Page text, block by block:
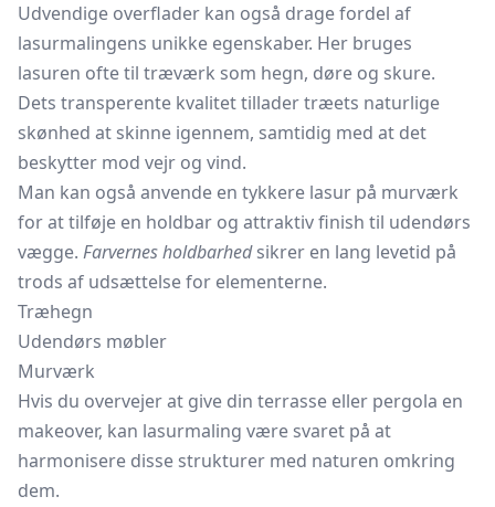
Udvendige overflader kan også drage fordel af
lasurmalingens unikke egenskaber. Her bruges
lasuren ofte til træværk som hegn, døre og skure.
Dets transperente kvalitet tillader træets naturlige
skønhed at skinne igennem, samtidig med at det
beskytter mod vejr og vind.
Man kan også anvende en tykkere lasur på murværk
for at tilføje en holdbar og attraktiv finish til udendørs
vægge. Farvernes holdbarhedsikrer en lang levetid på
trods af udsættelse for elementerne.
Træhegn
Udendørs møbler
Murværk
Hvis du overvejer at give din terrasse eller pergola en
makeover, kan lasurmaling være svaret på at
harmonisere disse strukturer med naturen omkring
dem.